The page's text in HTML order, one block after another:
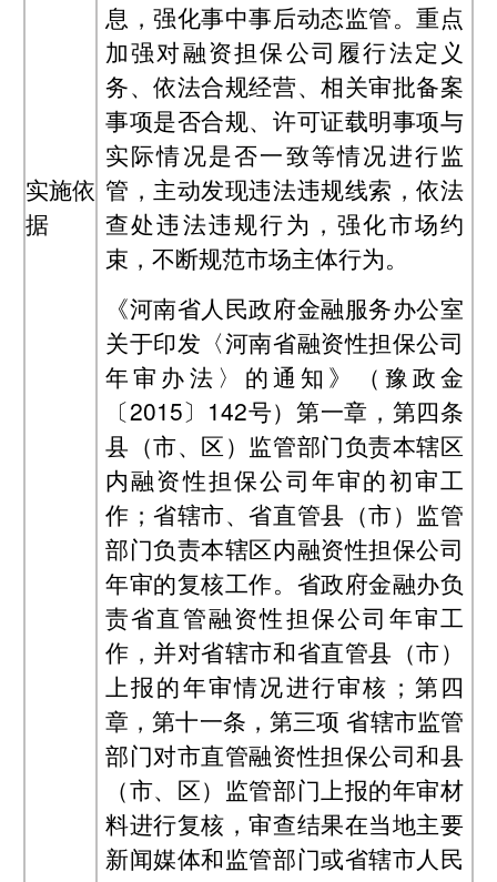
实施依
据
息，强化事中事后动态监管。重点
加强对融资担保公司履行法定义
务、依法合规经营、相关审批备案
事项是否合规、许可证载明事项与
实际情况是否一致等情况进行监
管，主动发现违法违规线索，依法
查处违法违规行为，强化市场约
束，不断规范市场主体行为。
《河南省人民政府金融服务办公室
关于印发〈河南省融资性担保公司
年审办法〉的通知》（豫政金
〔2015〕142号）第一章，第四条
县（市、区）监管部门负责本辖区
内融资性担保公司年审的初审工
作；省辖市、省直管县（市）监管
部门负责本辖区内融资性担保公司
年审的复核工作。省政府金融办负
责省直管融资性担保公司年审工
作，并对省辖市和省直管县（市）
上报的年审情况进行审核；第四
章，第十一条，第三项 省辖市监管
部门对市直管融资性担保公司和县
（市、区）监管部门上报的年审材
料进行复核，审查结果在当地主要
新闻媒体和监管部门或省辖市人民